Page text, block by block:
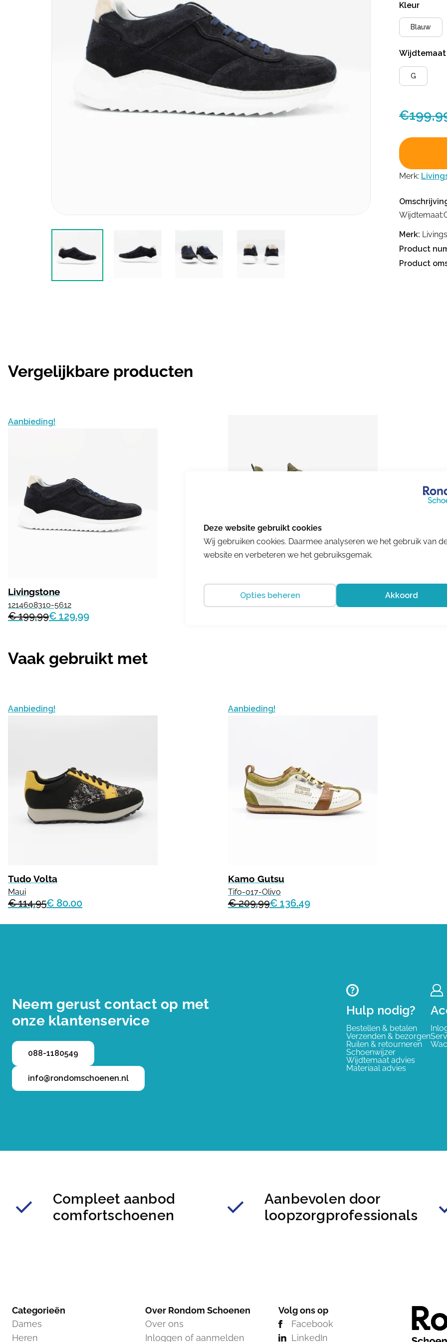
Kleur
Blauw
G
€
Merk:
Merk:
Product
Product
Vergelijkbare producten
Aanbieding!
Livingstone
1214608310-5612
€ 199.99€ 129.99
1214607410-4398
€ 194.99
Vaak gebruikt met
Aanbieding!
Tudo Volta
Maui
€ 114.95€ 80.00
Aanbieding!
Kamo Gutsu
Tifo-017-Olivo
€ 209.99€ 136.49
Neem gerust contact op met
onze klantenservice
088-1180549
info@rondomschoenen.nl
Hulp nodig?
Bestellen & betalen
Verzenden & bezorgen
Ruilen & retourneren
Schoenwijzer
Wijdtemaat advies
Materiaal advies
Compleet aanbod
comfortschoenen
Aanbevolen door
loopzorgprofessionals
Categorieën
Dames
Heren
Over Rondom Schoenen
Over ons
Inloggen of aanmelden
Volg ons op
Facebook
LinkedIn
Wij gebruiken cookies. Daarmee analyseren we het gebruik van
website en verbeteren we het gebruiksgemak.
Opties beheren Akkoord